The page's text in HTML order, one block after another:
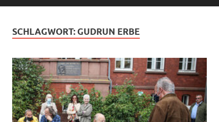
SCHLAGWORT: GUDRUN ERBE